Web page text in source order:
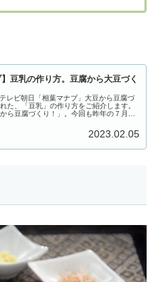
】豆乳の作り方。豆腐から大豆づく
レビ朝日「相葉マナブ」大豆から豆腐づ
た、「豆乳」の作り方をご紹介します。
ら豆腐づくり！」。今回も昨年の７月に
2023.02.05